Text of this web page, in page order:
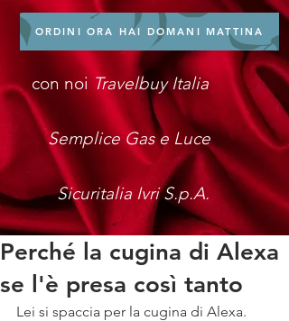
con noiTravelbuy Italia
Semplice Gas e Luce
Sicuritalia Ivri S.p.A.
ORDINI ORA HAI DOMANI MATTINA
Perché la cugina di Alexa
se l'è presa così tanto
Lei si spaccia per la cugina di Alexa.